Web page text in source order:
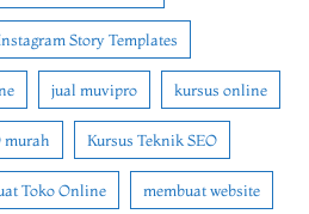
Story Templates
jual muvipro kursus online
murah Kursus Teknik SEO
Toko Online membuat website